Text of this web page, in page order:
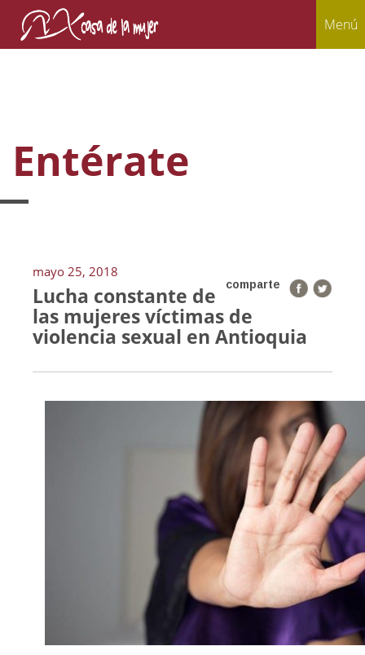
Menú
Entérate
mayo 25, 2018
comparte
Lucha constante de
las mujeres víctimas de
violencia sexual en Antioquia